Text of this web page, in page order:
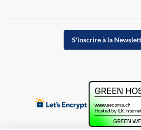
S'inscrire à la